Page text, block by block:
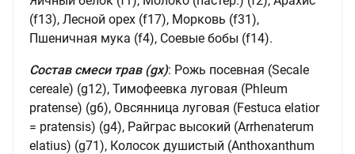
(f13), Лесной орех (f17), Морковь (f31),
Пшеничная мука (f4), Соевые бобы (f14).
Состав смеси трав (gx): Рожь посевная (Secale
cereale) (g12), Тимофеевка луговая (Phleum
pratense) (g6), Овсянница луговая (Festuca elatior
= pratensis) (g4), Райграс высокий (Arrhenaterum
elatius) (g71), Колосок душистый (Anthoxanthum